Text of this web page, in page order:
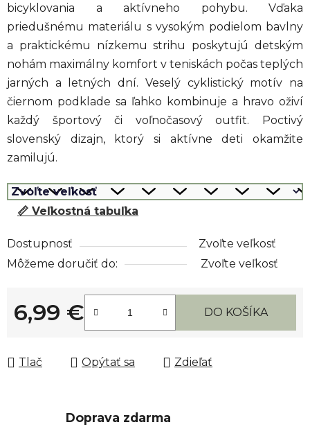
bicyklovania a aktívneho pohybu. Vďaka
priedušnému materiálu s vysokým podielom bavlny
a praktickému nízkemu strihu poskytujú detským
nohám maximálny komfort v teniskách počas teplých
jarných a letných dní. Veselý cyklistický motív na
čiernom podklade sa ľahko kombinuje a hravo oživí
každý športový či voľnočasový outfit. Poctivý
slovenský dizajn, ktorý si aktívne deti okamžite
zamilujú.
📏 Veľkostná tabuľka
Dostupnosť
Zvoľte veľkosť
Môžeme doručiť do:
Zvoľte veľkosť
6,99 €
Jednotková cena:
DO KOŠÍKA
Tlač Opýtať sa Zdieľať
Doprava zdarma